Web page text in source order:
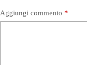
Aggiungi commento *